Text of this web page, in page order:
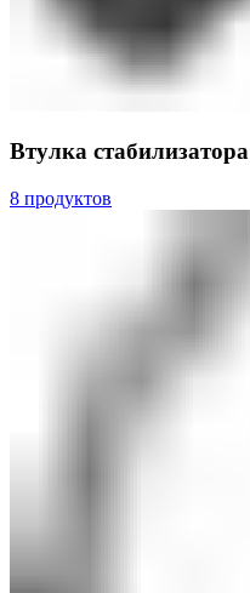
Втулка стабилизатора
8 продуктов